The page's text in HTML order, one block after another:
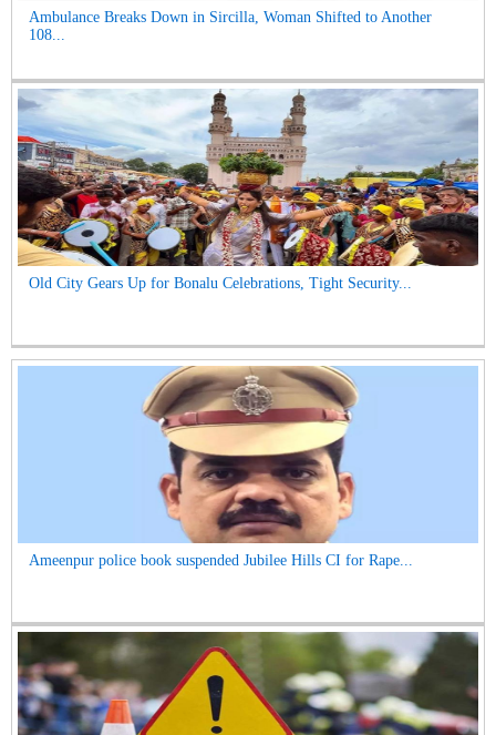
Ambulance Breaks Down in Sircilla, Woman Shifted to Another
108...
Old City Gears Up for Bonalu Celebrations, Tight Security...
Ameenpur police book suspended Jubilee Hills CI for Rape...